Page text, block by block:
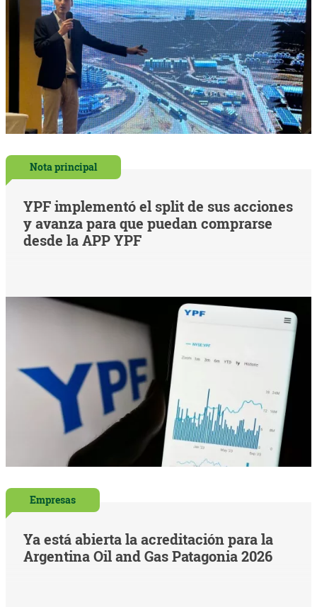
Nota principal
YPF implementó el split de sus acciones
y avanza para que puedan comprarse
desde la APP YPF
Empresas
Ya está abierta la acreditación para la
Argentina Oil and Gas Patagonia 2026